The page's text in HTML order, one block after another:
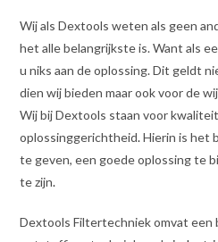
Wij als Dextools weten als geen
het alle belangrijkste is. Want als
u niks aan de oplossing. Dit geldt
dien wij bieden maar ook voor de
Wij bij Dextools staan voor
oplossinggerichtheid.Hierin is het
te geven, een goede oplossing te
te zijn.
Dextools Filtertechniek omvat een